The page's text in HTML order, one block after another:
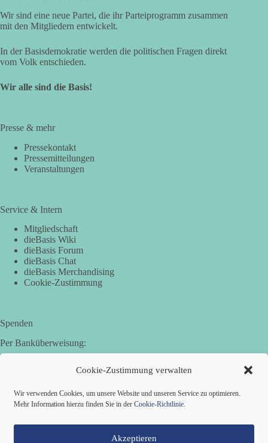
Cookie-Zustimmung verwalten
Wir verwenden Cookies, um unsere Website und unseren Service zu optimieren.
Mehr Information hierzu finden Sie in der Cookie-Richtlinie.
Akzeptieren
Wir sind eine neue Partei, die ihr Parteiprogramm zusammen
mit den Mitgliedern entwickelt.
In der Basisdemokratie werden die politischen Fragen direkt
vom Volk entschieden.
Wir alle sind die Basis!
Presse & mehr
Pressekontakt
Pressemitteilungen
Veranstaltungen
Service & Intern
Mitgliedschaft
dieBasis Wiki
dieBasis Forum
dieBasis Chat
dieBasis Merchandising
Cookie-Zustimmung
Spenden
Per Banküberweisung:
Basisdemokratische Partei Deutschland in Bayern e.V.
IBAN: DE95 7205 1210 0006 3365 31
BIC: BYLADEM1AIC